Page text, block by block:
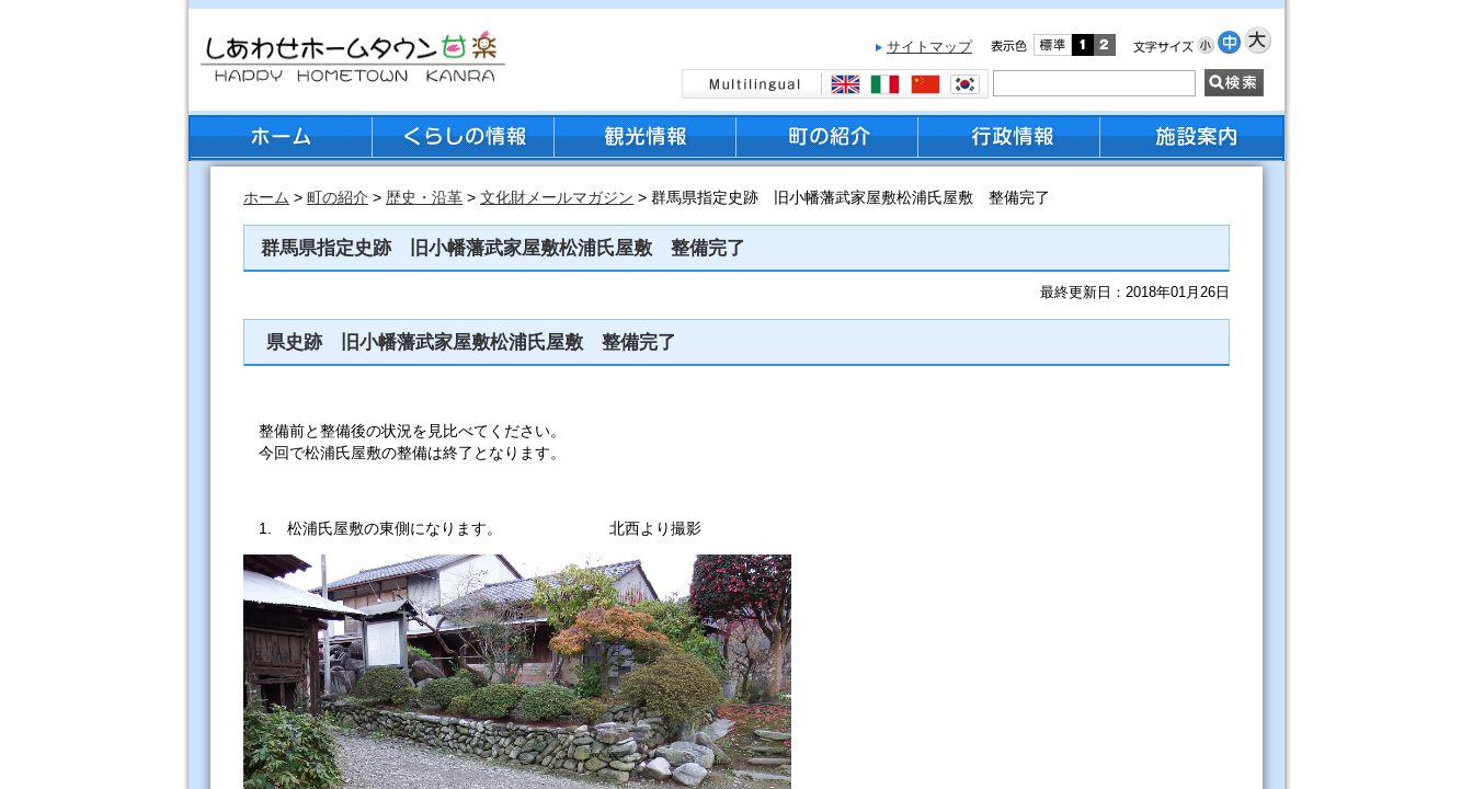
サイトマップ
ホーム > 町の紹介 > 歴史・沿革 > 文化財メールマガジン > 群馬県指定史跡 旧小幡藩武家屋敷松浦氏屋敷 整備完了
群馬県指定史跡 旧小幡藩武家屋敷松浦氏屋敷 整備完了
最終更新日：2018年01月26日
県史跡 旧小幡藩武家屋敷松浦氏屋敷 整備完了
整備前と整備後の状況を見比べてください。
今回で松浦氏屋敷の整備は終了となります。
1. 松浦氏屋敷の東側になります。 北西より撮影